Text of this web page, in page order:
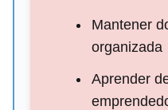
Mantener
organizada
Aprender